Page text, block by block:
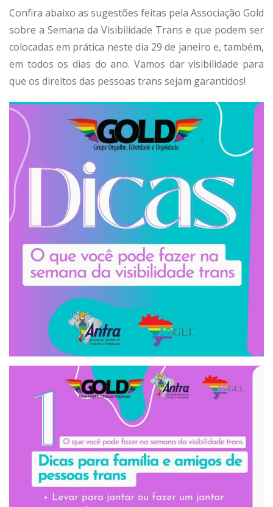
Confira abaixo as sugestões feitas pela Associação Gold
sobre a Semana da Visibilidade Trans e que podem ser
colocadas em prática neste dia 29 de janeiro e, também,
em todos os dias do ano. Vamos dar visibilidade para
que os direitos das pessoas trans sejam garantidos!